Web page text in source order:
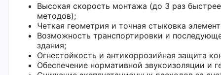
Высокая скорость монтажа (до 3 раз
методов);
Четкая геометрия и точная стыковка
Возможность транспортировки и
здания;
Огнестойкость и антикоррозийная защита
Обеспечение нормативной звукоизоляции и